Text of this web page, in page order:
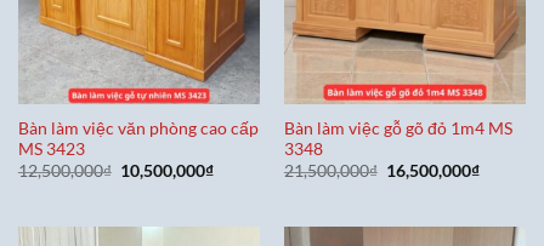
Bàn làm việc văn phòng cao cấp
MS 3423
12,500,000₫ Giá
gốc
10,500,000₫Giá
10,500,000₫.
Bàn làm việc gỗ gõ đỏ 1m4 MS
3348
21,500,000₫ Giá
gốc
16,500,000₫Giá